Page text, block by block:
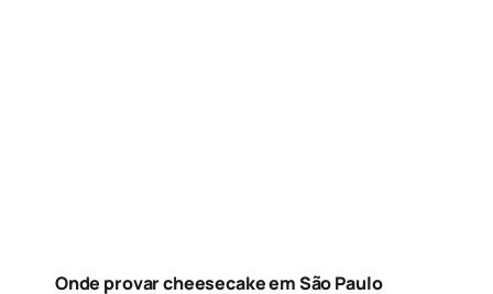
Onde provar cheesecake em São Paulo